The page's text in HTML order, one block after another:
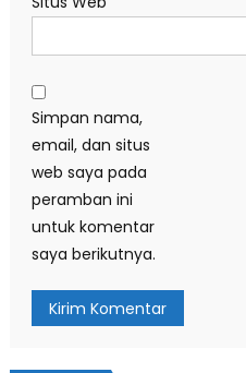
Simpan nama,
email, dan situs
web saya pada
peramban ini
untuk komentar
saya berikutnya.